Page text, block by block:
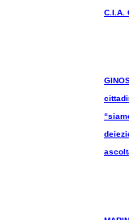
C.I.A.